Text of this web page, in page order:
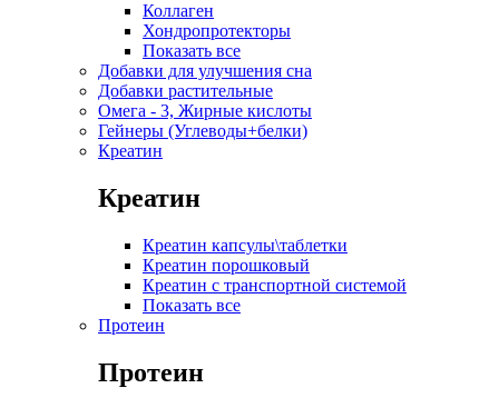
Коллаген
Хондропротекторы
Показать все
Добавки для улучшения сна
Добавки растительные
Омега - 3, Жирные кислоты
Гейнеры (Углеводы+белки)
Креатин
Креатин
Креатин капсулы\таблетки
Креатин порошковый
Креатин с транспортной системой
Показать все
Протеин
Протеин